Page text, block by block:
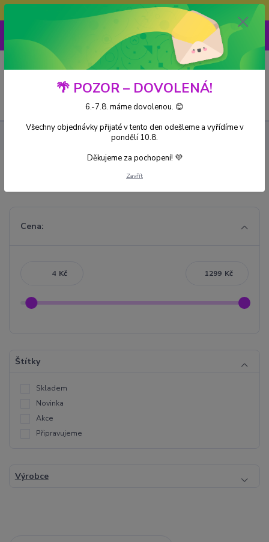
Doprava ZDARMA při nákupu nad 3000Kč
0 Kč
Sword & Shield Brilliant Stars
Cena:
Kč Kč
Štítky
Skladem
Novinka
Akce
Připravujeme
Výrobce
🌴 POZOR – DOVOLENÁ!
6.-7.8. máme dovolenou. 😊
Všechny objednávky přijaté v tento den odešleme a vyřídíme v
pondělí 10.8.
Děkujeme za pochopení! 💜
Zavřít